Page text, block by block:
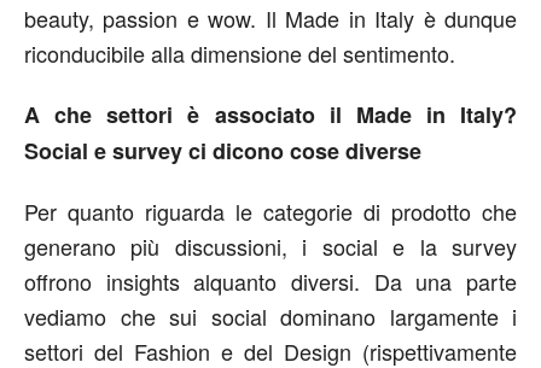
beauty, passion e wow. Il Made in Italy è dunque
riconducibile alla dimensione del sentimento.
A che settori è associato il Made in Italy?
Social e survey ci dicono cose diverse
Per quanto riguarda le categorie di prodotto che
generano più discussioni, i social e la survey
offrono insights alquanto diversi. Da una parte
vediamo che sui social dominano largamente i
settori del Fashion e del Design (rispettivamente